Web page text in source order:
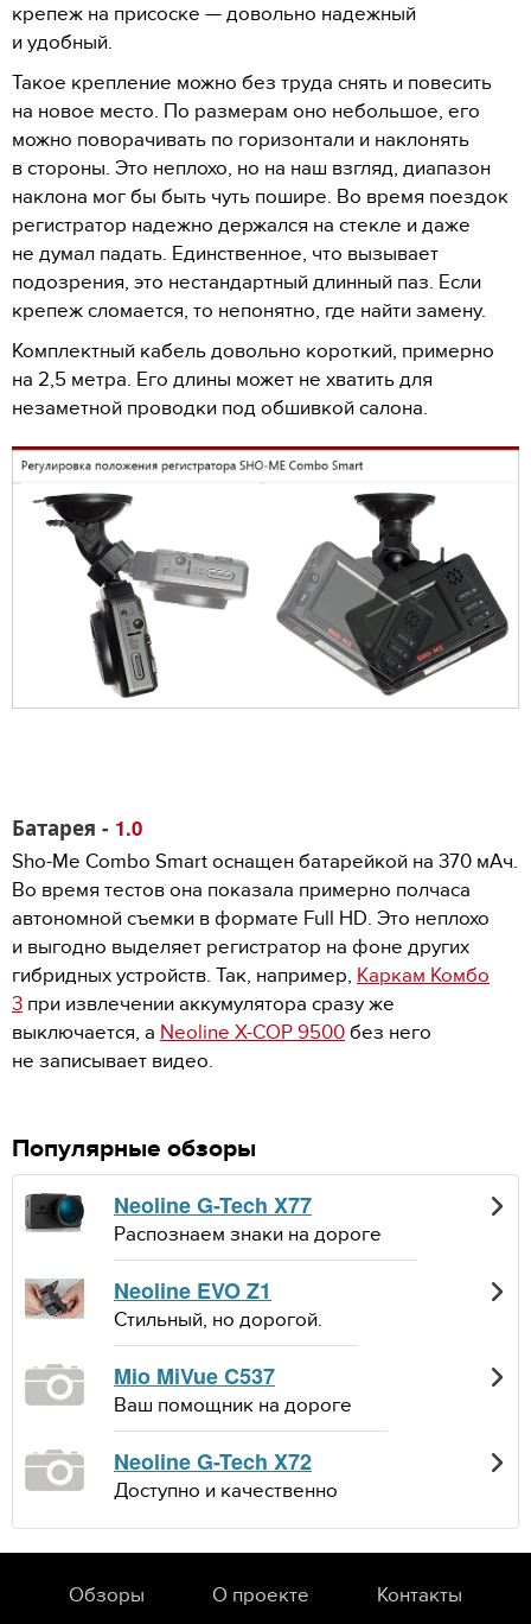
крепеж на присоске — довольно надежный
и удобный.
Такое крепление можно без труда снять и повесить
на новое место. По размерам оно небольшое, его
можно поворачивать по горизонтали и наклонять
в стороны. Это неплохо, но на наш взгляд, диапазон
наклона мог бы быть чуть пошире. Во время поездок
регистратор надежно держался на стекле и даже
не думал падать. Единственное, что вызывает
подозрения, это нестандартный длинный паз. Если
крепеж сломается, то непонятно, где найти замену.
Комплектный кабель довольно короткий, примерно
на 2,5 метра. Его длины может не хватить для
незаметной проводки под обшивкой салона.
Батарея - 1.0
Sho-Me Combo Smart оснащен батарейкой на 370 мАч.
Во время тестов она показала примерно полчаса
автономной съемки в формате Full HD. Это неплохо
и выгодно выделяет регистратор на фоне других
гибридных устройств. Так, например, Каркам Комбо
3 при извлечении аккумулятора сразу же
выключается, а Neoline X-COP 9500 без него
не записывает видео.
Популярные обзоры
Neoline G-Tech X77
Распознаем знаки на дороге
Neoline EVO Z1
Стильный, но дорогой.
Mio MiVue C537
Ваш помощник на дороге
Neoline G-Tech X72
Доступно и качественно
Обзоры О проекте Контакты